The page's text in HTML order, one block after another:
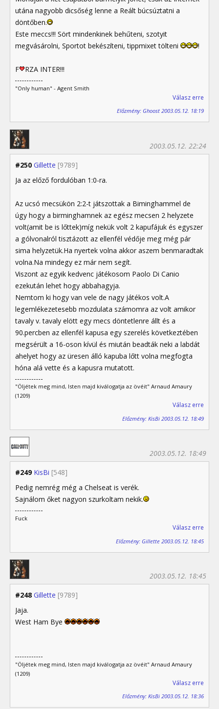
utána nagyobb dicsőség lenne a Reált búcsúztatni a
döntőben.
Este meccs!!! Sört mindenkinek behűteni, szotyit
megvásárolni, Sportot bekészíteni, tippmixet tölteni
!
F RZA INTER!!!
"Only human" - Agent Smith
Válasz erre
Előzmény: Ghoost 2003.05.12. 18:19
#250 Gillette [9789]
2003.05.12. 22:24
Ja az előző fordulóban 1:0-ra.
Az ucsó mecsükön 2:2-t játszottak a Biminghammel de
úgy hogy a birminghamnek az egész mecsen 2 helyzete
volt(amit be is lőttek)míg nekük volt 2 kapufájuk és egyszer
a gólvonalról tisztázott az ellenfél védője meg még pár
sima helyzetük.Ha nyertek volna akkor aszem benmaradtak
volna.Na mindegy ez már nem segít.
Viszont az egyik kedvenc játékosom Paolo Di Canio
ezekután lehet hogy abbahagyja.
Nemtom ki hogy van vele de nagy játékos volt.A
legemlékezetesebb mozdulata számomra az volt amikor
tavaly v. tavaly elött egy mecs döntetlenre állt és a
90.percben az ellenfél kapusa egy szerelés következtében
megsérült a 16-oson kívül és miután beadták neki a labdát
ahelyet hogy az üresen álló kapuba lőtt volna megfogta
hóna alá vette és a kapusra mutatott.
"Öljétek meg mind, Isten majd kiválogatja az övéit" Arnaud Amaury
(1209)
Válasz erre
Előzmény: KisBi 2003.05.12. 18:49
#249 KisBi [548]
2003.05.12. 18:49
Pedig nemrég még a Chelseat is verék.
Sajnálom őket nagyon szurkoltam nekik.
Fuck
Válasz erre
Előzmény: Gillette 2003.05.12. 18:45
#248 Gillette [9789]
2003.05.12. 18:45
Jaja.
West Ham Bye
"Öljétek meg mind, Isten majd kiválogatja az övéit" Arnaud Amaury
(1209)
Válasz erre
Előzmény: KisBi 2003.05.12. 18:36